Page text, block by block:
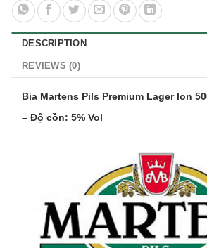
DESCRIPTION
REVIEWS (0)
Bia Martens Pils Premium Lager lon
– Độ cồn: 5% Vol